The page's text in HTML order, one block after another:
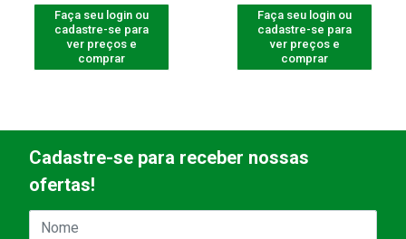
Faça seu login ou
cadastre-se para
ver preços e
comprar
Faça seu login ou
cadastre-se para
ver preços e
comprar
Cadastre-se para receber nossas
ofertas!